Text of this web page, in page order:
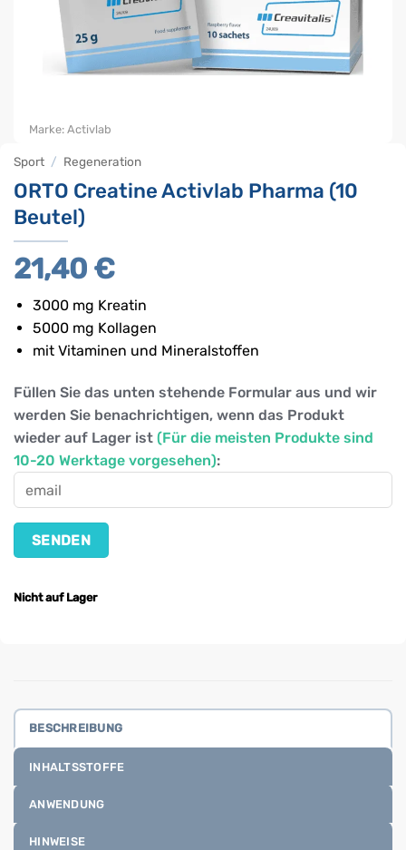
Sport / Regeneration
ORTO Creatine Activlab Pharma (10
Beutel)
21,40 €
3000 mg Kreatin
5000 mg Kollagen
mit Vitaminen und Mineralstoffen
Füllen Sie das unten stehende Formular aus und wir
werden Sie benachrichtigen, wenn das Produkt
wieder auf Lager ist (Für die meisten Produkte sind
10-20 Werktage vorgesehen):
Nicht auf Lager
Marke: Activlab
BESCHREIBUNG
INHALTSSTOFFE
ANWENDUNG
HINWEISE